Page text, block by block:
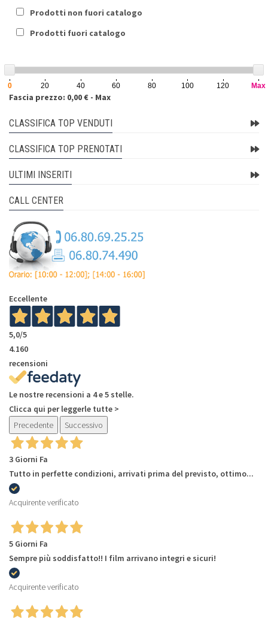
Prodotti non fuori catalogo
Prodotti fuori catalogo
0 20 40 60 80 100 120 Max
Fascia prezzo: 0,00 € - Max
CLASSIFICA TOP VENDUTI
CLASSIFICA TOP PRENOTATI
ULTIMI INSERITI
CALL CENTER
Eccellente
5,0/5
4.160
recensioni
Le nostre recensioni a 4 e 5 stelle.
Clicca qui per leggerle tutte >
Precedente
Successivo
3 Giorni Fa
Tutto in perfette condizioni, arrivati prima del previsto, ottimo...
Acquirente verificato
5 Giorni Fa
Sempre più soddisfatto!! I film arrivano integri e sicuri!
Acquirente verificato